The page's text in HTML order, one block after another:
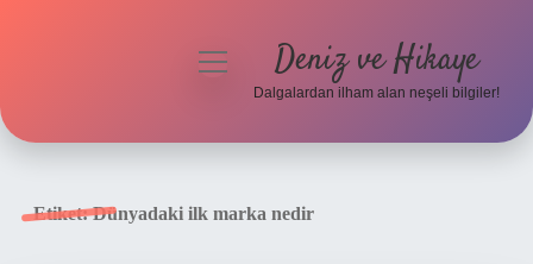
menüyü
Deniz ve Hikaye
Dalgalardan ilham alan neşeli bilgiler!
Etiket:Dünyadaki ilk marka nedir